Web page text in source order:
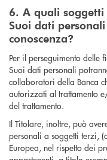
6. A quali soggetti
Suoi dati
conoscenza?
Per il perseguimento delle
Suoi dati personali
collaboratori della Banca
autorizzati al trattamento
del trattamento.
Il Titolare, inoltre, può
personali a soggetti terzi,
Europea, nel rispetto dei